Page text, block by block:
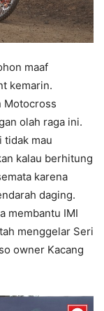
maaf
kemarin.
Motocross
olah raga ini.
tidak mau
kalau berhitung
karena
daging.
membantu IMI
menggelar Seri
owner Kacang